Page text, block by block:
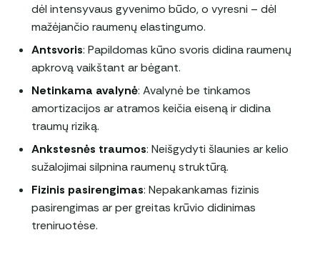
dėl intensyvaus gyvenimo būdo, o vyresni – dėl
mažėjančio raumenų elastingumo.
Antsvoris: Papildomas kūno svoris didina raumenų
apkrovą vaikštant ar bėgant.
Netinkama avalynė: Avalynė be tinkamos
amortizacijos ar atramos keičia eiseną ir didina
traumų riziką.
Ankstesnės traumos: Neišgydyti šlaunies ar kelio
sužalojimai silpnina raumenų struktūrą.
Fizinis pasirengimas: Nepakankamas fizinis
pasirengimas ar per greitas krūvio didinimas
treniruotėse.